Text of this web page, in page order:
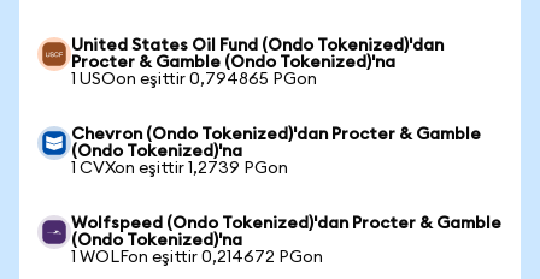
United States Oil Fund (Ondo Tokenized)'dan
Procter & Gamble (Ondo Tokenized)'na
1 USOon eşittir 0,794865 PGon
Chevron (Ondo Tokenized)'dan Procter & Gamble
(Ondo Tokenized)'na
1 CVXon eşittir 1,2739 PGon
Wolfspeed (Ondo Tokenized)'dan Procter & Gamble
(Ondo Tokenized)'na
1 WOLFon eşittir 0,214672 PGon